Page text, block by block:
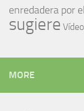
enredadera por
sugiere
MORE